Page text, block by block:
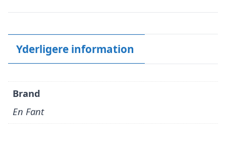
Yderligere information
Brand
En Fant